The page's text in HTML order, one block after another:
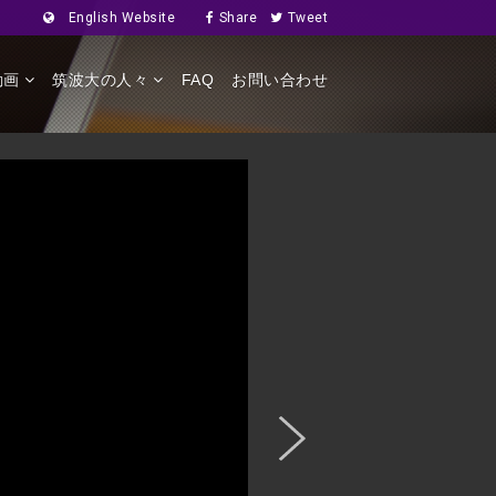
English Website Share Tweet
画 筑波大の人々 FAQ お問い合わせ